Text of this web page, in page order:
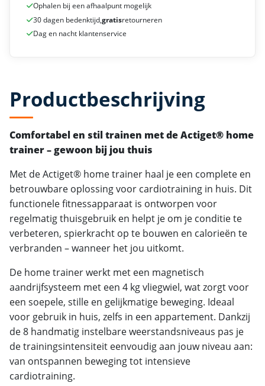
Ophalen bij een afhaalpunt mogelijk
30 dagen bedenktijd,gratisretourneren
Dag en nacht klantenservice
Productbeschrijving
Comfortabel en stil trainen met de Actiget® home
trainer – gewoon bij jou thuis
Met de Actiget® home trainer haal je een complete en
betrouwbare oplossing voor cardiotraining in huis. Dit
functionele fitnessapparaat is ontworpen voor
regelmatig thuisgebruik en helpt je om je conditie te
verbeteren, spierkracht op te bouwen en calorieën te
verbranden – wanneer het jou uitkomt.
De home trainer werkt met een magnetisch
aandrijfsysteem met een 4 kg vliegwiel, wat zorgt voor
een soepele, stille en gelijkmatige beweging. Ideaal
voor gebruik in huis, zelfs in een appartement. Dankzij
de 8 handmatig instelbare weerstandsniveaus pas je
de trainingsintensiteit eenvoudig aan jouw niveau aan:
van ontspannen beweging tot intensieve
cardiotraining.